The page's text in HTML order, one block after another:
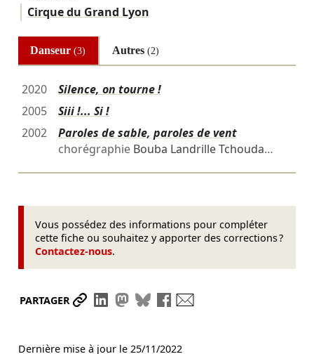
Cirque du Grand Lyon
Danseur(3) Autres (2)
2020
Silence, on tourne !
2005
Siii !... Si !
2002
Paroles de sable, paroles de vent
chorégraphie Bouba Landrille Tchouda…
Vous possédez des informations pour compléter
cette fiche ou souhaitez y apporter des corrections ?
Contactez-nous.
PARTAGER Partager le lien
Partager sur LinkedIn
Partager sur Mastodon
Partager sur Bluesky
Partager sur Facebook
Dernière mise à jour le 25/11/2022